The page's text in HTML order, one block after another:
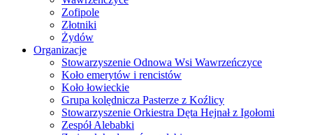
Zofipole
Złotniki
Żydów
Organizacje
Stowarzyszenie Odnowa Wsi Wawrzeńczyce
Koło emerytów i rencistów
Koło łowieckie
Grupa kolędnicza Pasterze z Koźlicy
Stowarzyszenie Orkiestra Dęta Hejnał z Igołomi
Zespół Alebabki